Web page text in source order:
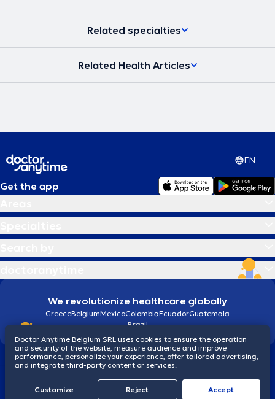
Related specialties
Related Health Articles
EN
Get the app
We revolutionize healthcare globally
GreeceBelgiumMexicoColombiaEcuadorGuatemala
Brazil
Terms and conditionsCookiesPrivacy policy
© 2026 doctoranytime
Doctor Anytime Belgium SRL uses cookies to ensure the operation
and security of the website, measure audience and improve
performance, personalize your experience, offer tailored advertising,
and integrate third-party content or services.
Customize Reject Accept